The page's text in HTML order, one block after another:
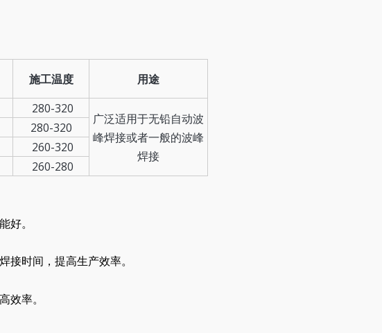
施工温度 用途
280-320
广泛适用于无铅自动波
峰焊接或者一般的波峰
焊接
280-320
260-320
260-280
好。
接时间，提高生产效率。
效率。